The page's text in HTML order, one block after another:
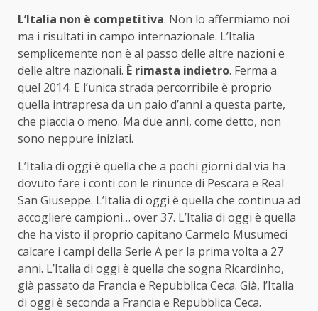
L’Italia non è competitiva. Non lo affermiamo noi
ma i risultati in campo internazionale. L’Italia
semplicemente non è al passo delle altre nazioni e
delle altre nazionali. È rimasta indietro. Ferma a
quel 2014. E l’unica strada percorribile è proprio
quella intrapresa da un paio d’anni a questa parte,
che piaccia o meno. Ma due anni, come detto, non
sono neppure iniziati.
L’Italia di oggi è quella che a pochi giorni dal via ha
dovuto fare i conti con le rinunce di Pescara e Real
San Giuseppe. L’Italia di oggi è quella che continua ad
accogliere campioni… over 37. L’Italia di oggi è quella
che ha visto il proprio capitano Carmelo Musumeci
calcare i campi della Serie A per la prima volta a 27
anni. L’Italia di oggi è quella che sogna Ricardinho,
già passato da Francia e Repubblica Ceca. Già, l’Italia
di oggi è seconda a Francia e Repubblica Ceca.